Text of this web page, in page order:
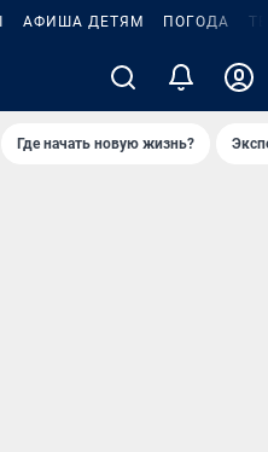
АФИША ДЕТЯМ ПОГОДА
Где начать новую жизнь?